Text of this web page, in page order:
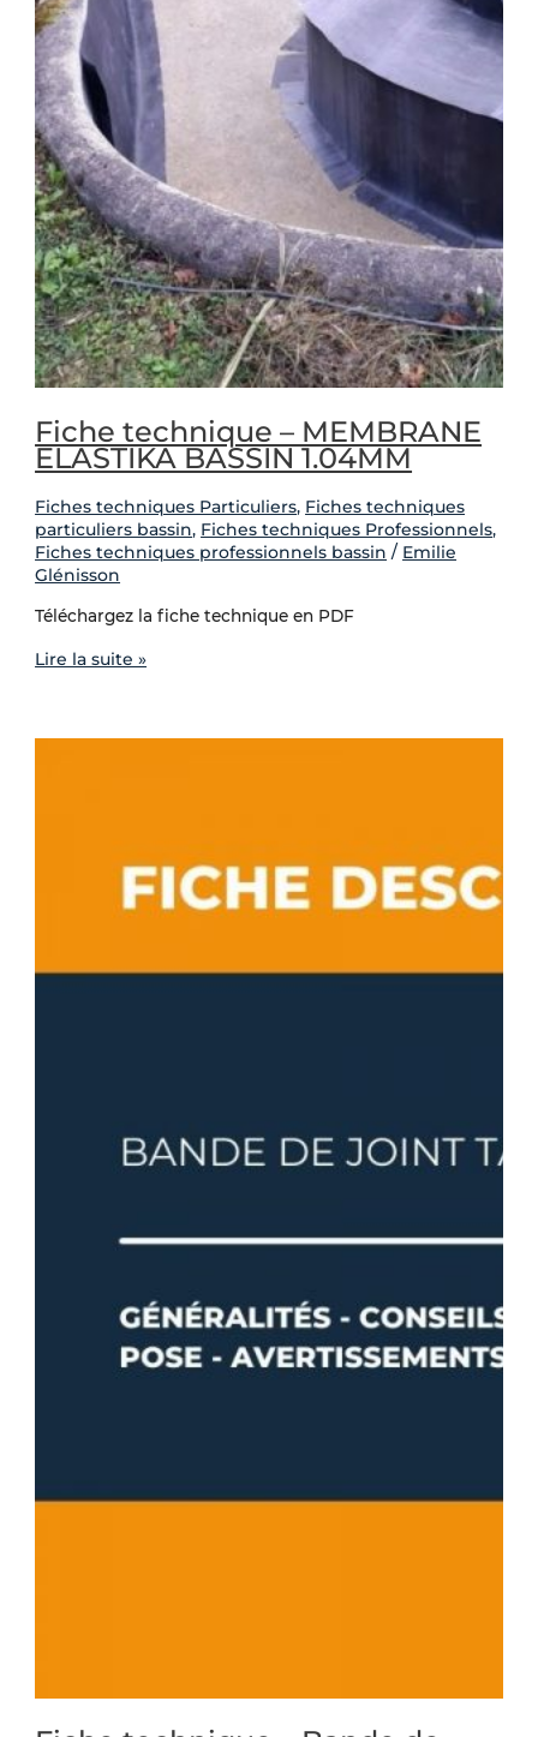
Fiche technique – MEMBRANE
ELASTIKA BASSIN 1.04MM
Fiches techniques Particuliers, Fiches techniques
particuliers bassin, Fiches techniques Professionnels,
Fiches techniques professionnels bassin / Emilie
Glénisson
Téléchargez la fiche technique en PDF
Lire la suite »